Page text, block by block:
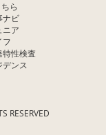
ら
ナビ
ニア
フ
特性検査
デンス
RESERVED